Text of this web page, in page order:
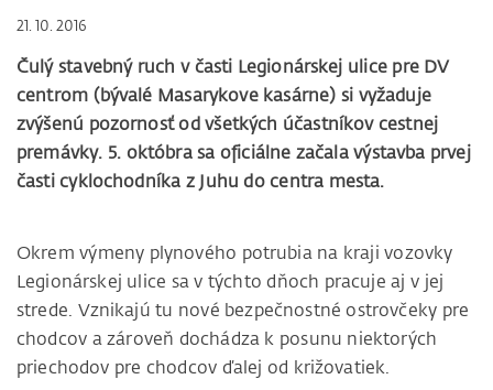
21. 10. 2016
Čulý stavebný ruch v časti Legionárskej ulice pre DV
centrom (bývalé Masarykove kasárne) si vyžaduje
zvýšenú pozornosť od všetkých účastníkov cestnej
premávky. 5. októbra sa oficiálne začala výstavba prvej
časti cyklochodníka z Juhu do centra mesta.
Okrem výmeny plynového potrubia na kraji vozovky
Legionárskej ulice sa v týchto dňoch pracuje aj v jej
strede. Vznikajú tu nové bezpečnostné ostrovčeky pre
chodcov a zároveň dochádza k posunu niektorých
priechodov pre chodcov ďalej od križovatiek.